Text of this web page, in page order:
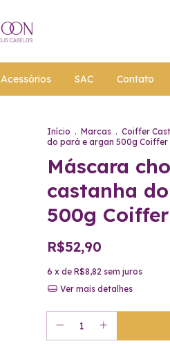
Acessórios SAC Contato
Início . Marcas . Coiffer
do pará e argan 500g Coiffer
Máscara
castanha
500g Coiffer
R$52,90
6 x de R$8,82 sem juros
Ver mais detalhes